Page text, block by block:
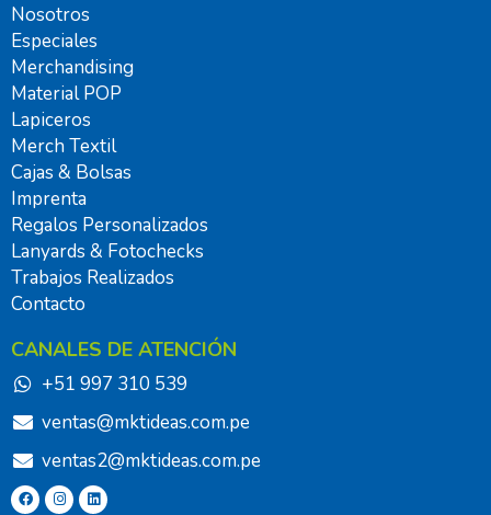
Nosotros
Especiales
Merchandising
Material POP
Lapiceros
Merch Textil
Cajas & Bolsas
Imprenta
Regalos Personalizados
Lanyards & Fotochecks
Trabajos Realizados
Contacto
CANALES DE ATENCIÓN
+51 997 310 539
ventas@mktideas.com.pe
ventas2@mktideas.com.pe